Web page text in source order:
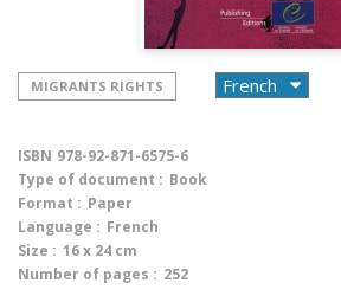
MIGRANTS RIGHTS
ISBN 978-92-871-6575-6
Type of document : Book
Format : Paper
Language : French
Size : 16 x 24 cm
Number of pages : 252